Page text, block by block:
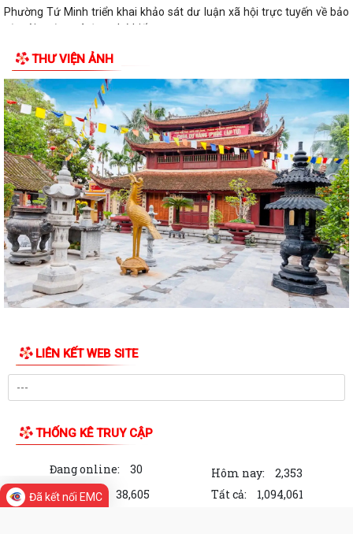
Phường Tứ Minh triển khai khảo sát dư luận xã hội trực tuyến về bảo
vệ môi trường và ứng phó biến...
Phường Tứ Minh Tổ chức Hội nghị bồi dưỡng kiến thức phục vụ diễn
tập chiến đấu trong khu vực phòng...
Chúc mừng thành tích ấn tượng của học sinh trường THCS Tứ Minh
Quy định xử phạt vi phạm hành chính lĩnh vực đất đai
Phường Tứ Minh thống nhất địa điểm sinh hoạt cộng đồng của 10 Tổ
dân phố sau sắp xếp
Tứ Minh triển khai kế hoạch thực hiện chỉ tiêu bảo hiểm xã hội, bảo
hiểm y tế năm 2026
Giáo viên có thời gian nghỉ dưỡng sức, phục hồi sức khỏe sau thai sản
trùng với kỳ nghỉ hè có được...
Quỹ BHYT tiếp tục khẳng định vai trò là điểm tựa tài chính vững chắc
cho người tham gia khi không...
Ngành điện triển khai: Cài đặt App EVN CSKH trên điện thoại cho khách
hàng sử dụng điện
Phường Tứ Minh: Lan tỏa tình yêu quê hương từ Hội thi vẽ tranh thiếu
nhi hè 2026
THƯ VIỆN ẢNH
LIÊN KẾT WEB SITE
THỐNG KÊ TRUY CẬP
Đang online: 30 Hôm nay:
2,353
Trong tuần:
38,605 Tất cả: 1,094,061
Đã kết nối EMC